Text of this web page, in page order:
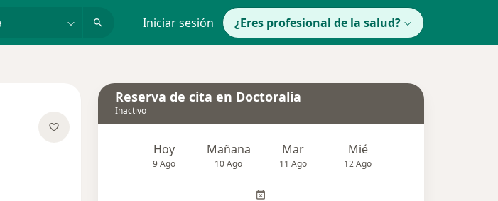
Iniciar sesión ¿Eres profesional de la salud?
Reserva de cita en Doctoralia
Inactivo
Hoy
9 Ago
Mañana
10 Ago
Mar
11 Ago
Mié
12 Ago